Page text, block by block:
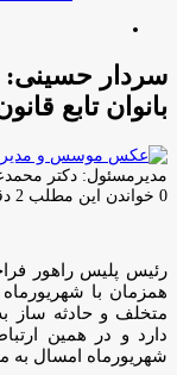
سردار
بانوان تابع
مدیرمسئول: دکتر
0 خواندن این مطلب 2 دقیقه زمان میبرد
رئیس پلیس راهور
همزمان با
متخلف و حادثه ساز
دارد و در همین
شهریورماه امسال به مدت ۳ ماه توقیف سیستمی